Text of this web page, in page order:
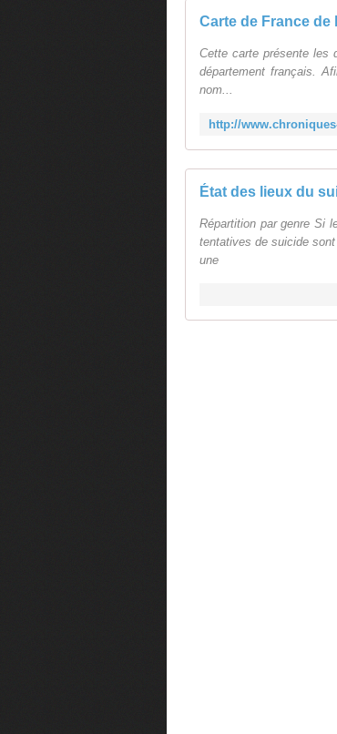
Carte de France
Cette carte présente les
département français.
nom...
État des lieux du
Répartition par genre Si
tentatives de suicide
une